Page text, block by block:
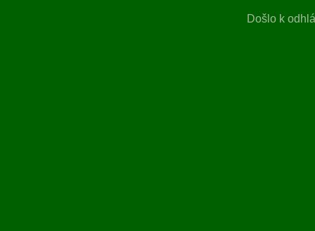
Došlo k